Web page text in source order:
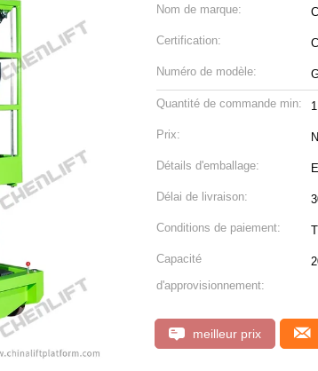
Nom de marque:
Certification:
Numéro de modèle:
Quantité de commande min:
Prix:
Détails d'emballage:
Délai de livraison:
Conditions de paiement:
Capacité
d'approvisionnement:
meilleur prix